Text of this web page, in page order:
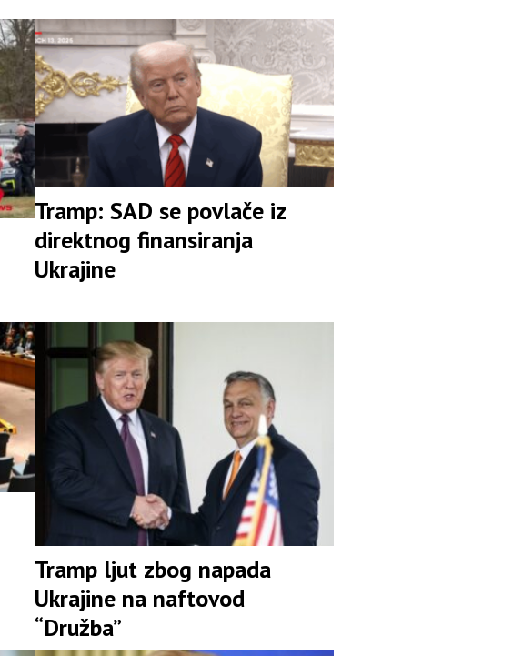
Tramp: SAD se povlače iz
direktnog finansiranja
Ukrajine
Tramp ljut zbog napada
Ukrajine na naftovod
“Družba”